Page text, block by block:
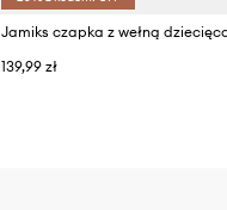
139,99 zł